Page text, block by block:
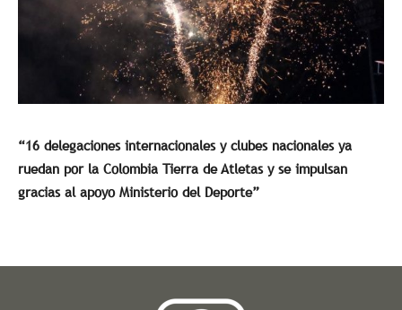
“16 delegaciones internacionales y clubes nacionales ya
ruedan por la Colombia Tierra de Atletas y se impulsan
gracias al apoyo Ministerio del Deporte”